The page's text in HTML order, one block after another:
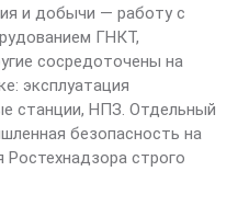
и добычи — работу с
ГНКТ,
сосредоточены на
эксплуатация
станции, НПЗ. Отдельный
безопасность на
строго